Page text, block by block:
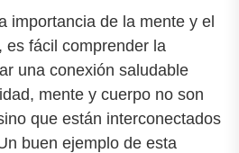
importancia de la mente y el
es fácil comprender la
una conexión saludable
mente y cuerpo no son
que están interconectados
buen ejemplo de esta